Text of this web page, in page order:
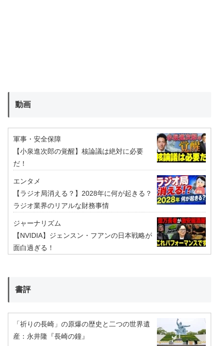
動画
軍事・安全保障
【小泉進次郎の覚醒】核論議は絶対に必要
だ！
エンタメ
【ラジオ局消える？】2028年に何が起きる？
ラジオ業界のリアルな財務事情
ジャーナリズム
【NVIDIA】ジェンスン・フアンの日本戦略が
面白過ぎる！
書評
「祈りの長崎」の原爆の歴史と二つの世界遺
産：永井隆『長崎の鐘』